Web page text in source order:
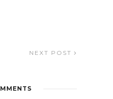
NEXT POST